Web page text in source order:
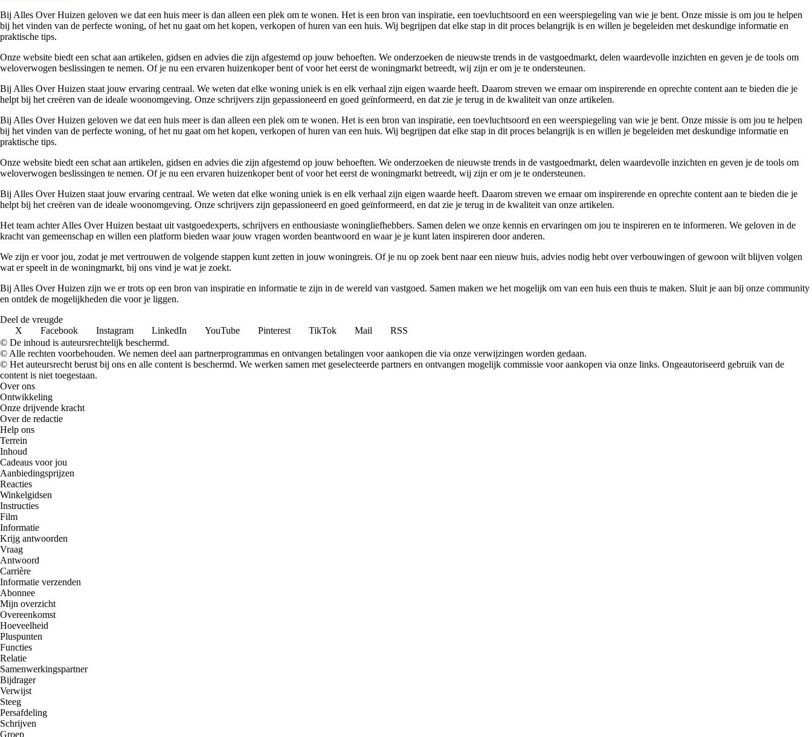
Bij Alles Over Huizen geloven we dat een huis meer is dan alleen een plek om te wonen. Het is een bron van inspiratie, een toevluchtsoord en een weerspiegeling van wie je bent. Onze missie is om jou te helpen
bij het vinden van de perfecte woning, of het nu gaat om het kopen, verkopen of huren van een huis. Wij begrijpen dat elke stap in dit proces belangrijk is en willen je begeleiden met deskundige informatie en
praktische tips.
Onze website biedt een schat aan artikelen, gidsen en advies die zijn afgestemd op jouw behoeften. We onderzoeken de nieuwste trends in de vastgoedmarkt, delen waardevolle inzichten en geven je de tools om
weloverwogen beslissingen te nemen. Of je nu een ervaren huizenkoper bent of voor het eerst de woningmarkt betreedt, wij zijn er om je te ondersteunen.
Bij Alles Over Huizen staat jouw ervaring centraal. We weten dat elke woning uniek is en elk verhaal zijn eigen waarde heeft. Daarom streven we ernaar om inspirerende en oprechte content aan te bieden die je
helpt bij het creëren van de ideale woonomgeving. Onze schrijvers zijn gepassioneerd en goed geïnformeerd, en dat zie je terug in de kwaliteit van onze artikelen.
Bij Alles Over Huizen geloven we dat een huis meer is dan alleen een plek om te wonen. Het is een bron van inspiratie, een toevluchtsoord en een weerspiegeling van wie je bent. Onze missie is om jou te helpen
bij het vinden van de perfecte woning, of het nu gaat om het kopen, verkopen of huren van een huis. Wij begrijpen dat elke stap in dit proces belangrijk is en willen je begeleiden met deskundige informatie en
praktische tips.
Onze website biedt een schat aan artikelen, gidsen en advies die zijn afgestemd op jouw behoeften. We onderzoeken de nieuwste trends in de vastgoedmarkt, delen waardevolle inzichten en geven je de tools om
weloverwogen beslissingen te nemen. Of je nu een ervaren huizenkoper bent of voor het eerst de woningmarkt betreedt, wij zijn er om je te ondersteunen.
Bij Alles Over Huizen staat jouw ervaring centraal. We weten dat elke woning uniek is en elk verhaal zijn eigen waarde heeft. Daarom streven we ernaar om inspirerende en oprechte content aan te bieden die je
helpt bij het creëren van de ideale woonomgeving. Onze schrijvers zijn gepassioneerd en goed geïnformeerd, en dat zie je terug in de kwaliteit van onze artikelen.
Het team achter Alles Over Huizen bestaat uit vastgoedexperts, schrijvers en enthousiaste woningliefhebbers. Samen delen we onze kennis en ervaringen om jou te inspireren en te informeren. We geloven in de
kracht van gemeenschap en willen een platform bieden waar jouw vragen worden beantwoord en waar je je kunt laten inspireren door anderen.
We zijn er voor jou, zodat je met vertrouwen de volgende stappen kunt zetten in jouw woningreis. Of je nu op zoek bent naar een nieuw huis, advies nodig hebt over verbouwingen of gewoon wilt blijven volgen
wat er speelt in de woningmarkt, bij ons vind je wat je zoekt.
Bij Alles Over Huizen zijn we er trots op een bron van inspiratie en informatie te zijn in de wereld van vastgoed. Samen maken we het mogelijk om van een huis een thuis te maken. Sluit je aan bij onze community
en ontdek de mogelijkheden die voor je liggen.
Deel de vreugde
X
Facebook Instagram LinkedIn YouTube Pinterest TikTok Mail
RSS
© De inhoud is auteursrechtelijk beschermd.
© Alle rechten voorbehouden. We nemen deel aan partnerprogrammas en ontvangen betalingen voor aankopen die via onze verwijzingen worden gedaan.
© Het auteursrecht berust bij ons en alle content is beschermd. We werken samen met geselecteerde partners en ontvangen mogelijk commissie voor aankopen via onze links. Ongeautoriseerd gebruik van de
content is niet toegestaan.
Over ons
Ontwikkeling
Onze drijvende kracht
Over de redactie
Help ons
Terrein
Inhoud
Cadeaus voor jou
Aanbiedingsprijzen
Reacties
Winkelgidsen
Instructies
Film
Informatie
Krijg antwoorden
Vraag
Antwoord
Carrière
Informatie verzenden
Abonnee
Mijn overzicht
Overeenkomst
Hoeveelheid
Pluspunten
Functies
Relatie
Samenwerkingspartner
Bijdrager
Verwijst
Steeg
Persafdeling
Schrijven
Groep